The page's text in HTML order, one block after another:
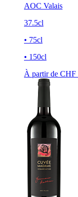
AOC Valais
37.5cl
• 75cl
• 150cl
À partir de CHF